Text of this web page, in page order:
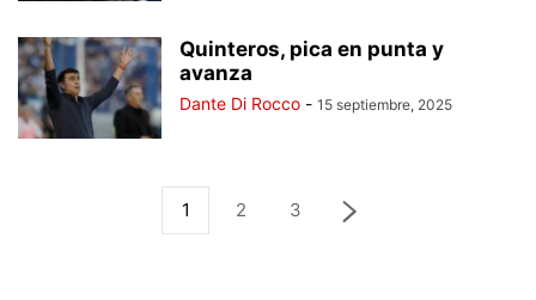
Quinteros, pica en punta y
avanza
Dante Di Rocco - 15 septiembre, 2025
1 2 3